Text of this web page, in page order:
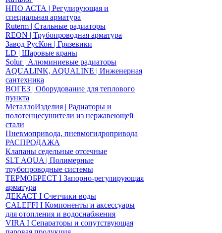
НПО АСТА | Регулирующая и
специальная арматура
Ruterm | Стальные радиаторы
REON | Трубопроводная арматура
Завод РусКон | Грязевики
LD | Шаровые краны
Solur | Алюминиевые радиаторы
AQUALINK, AQUALINE | Инженерная
сантехника
ВОГЕЗ | Оборудование для теплового
пункта
МеталлоИзделия | Радиаторы и
полотенцесушители из нержавеющей
стали
Пневмопривода, пневмогидропривода
РАСПРОДАЖА
Клапаны седельные отсечные
SLT AQUA | Полимерные
трубопроводные системы
ТЕРМОБРЕСТ І Запорно-регулирующая
арматура
ДЕКАСТ І Счетчики воды
CALEFFI І Компоненты и аксессуары
для отопления и водоснабжения
VIRA І Сепараторы и сопутствующая